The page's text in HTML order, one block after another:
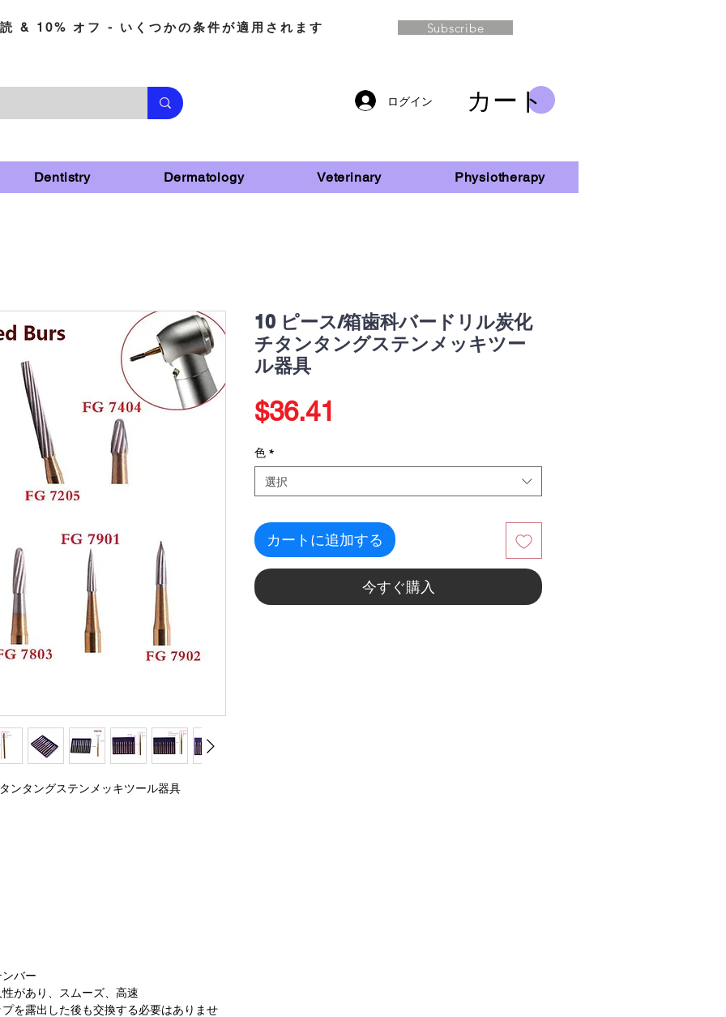
& 10% オフ - いくつかの条件が適用されます Subscribe
ログイン カート
Dentistry Dermatology Veterinary Physiotherapy
ンタングステンメッキツール器具
バー
があり、スムーズ、高速
を露出した後も交換する必要はありませ
10 ピース/箱歯科バードリル炭化
チタンタングステンメッキツー
ル器具
$36.41
色 *
選択
カートに追加する
今すぐ購入